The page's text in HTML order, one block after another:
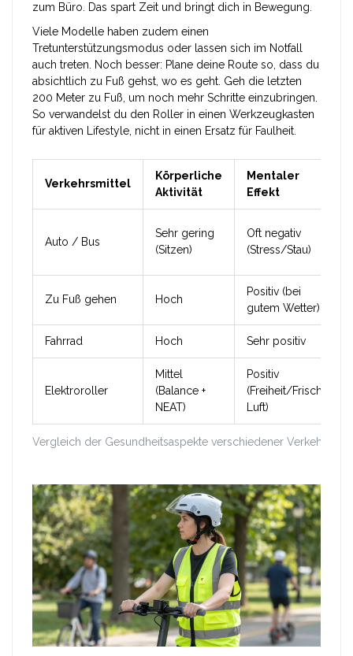
zum Büro. Das spart Zeit und bringt dich in Bewegung.
Viele Modelle haben zudem einen
Tretunterstützungsmodus oder lassen sich im Notfall
auch treten. Noch besser: Plane deine Route so, dass du
absichtlich zu Fuß gehst, wo es geht. Geh die letzten
200 Meter zu Fuß, um noch mehr Schritte einzubringen.
So verwandelst du den Roller in einen Werkzeugkasten
für aktiven Lifestyle, nicht in einen Ersatz für Faulheit.
Vergleich der Gesundheitsaspekte verschiedener
Verkehrsmittel
Körperliche
Aktivität
Mentaler
Effekt
Auto / Bus
Sehr gering
(Sitzen)
Oft negativ
(Stress/Stau)
Zu Fuß gehen Hoch
Positiv (bei
gutem Wetter)
Fahrrad Hoch Sehr positiv
Elektroroller
Mittel
(Balance +
NEAT)
Positiv
(Freiheit/Frische
Luft)